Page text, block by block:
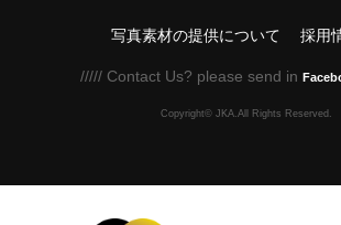
写真素材の提供について 採用
///// Contact Us? please send in
Copyright© JKA.All Rights Reserved.